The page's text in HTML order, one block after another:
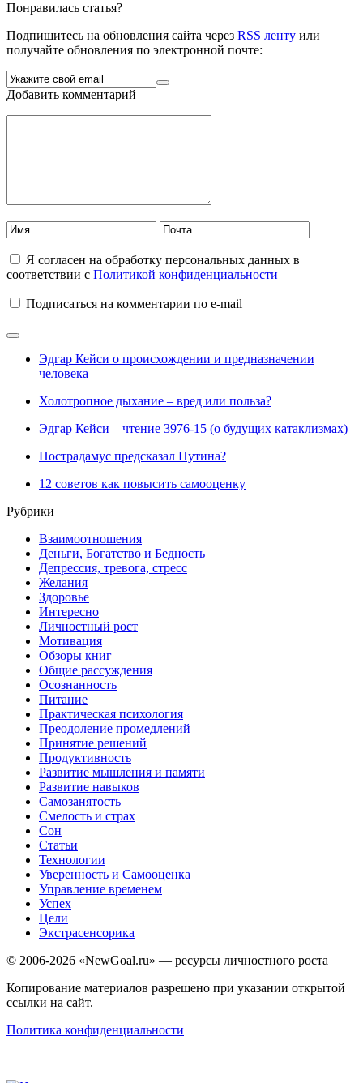
Понравилась статья?
Подпишитесь на обновления сайта через RSS ленту или
получайте обновления по электронной почте:
Добавить комментарий
Я согласен на обработку персональных данных в
соответствии с Политикой конфиденциальности
Подписаться на комментарии по e-mail
Эдгар Кейси о происхождении и предназначении
человека
Холотропное дыхание – вред или польза?
Эдгар Кейси – чтение 3976-15 (о будущих катаклизмах)
Нострадамус предсказал Путина?
12 советов как повысить самооценку
Рубрики
Взаимоотношения
Деньги, Богатство и Бедность
Депрессия, тревога, стресс
Желания
Здоровье
Интересно
Личностный рост
Мотивация
Обзоры книг
Общие рассуждения
Осознанность
Питание
Практическая психология
Преодоление промедлений
Принятие решений
Продуктивность
Развитие мышления и памяти
Развитие навыков
Самозанятость
Смелость и страх
Сон
Статьи
Технологии
Уверенность и Самооценка
Управление временем
Успех
Цели
Экстрасенсорика
© 2006-2026 «NewGoal.ru» — ресурсы личностного роста
Копирование материалов разрешено при указании открытой
ссылки на сайт.
Политика конфиденциальности